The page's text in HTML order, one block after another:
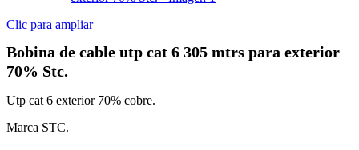
Clic para ampliar
Bobina de cable utp cat 6 305 mtrs para exterior
70% Stc.
Utp cat 6 exterior 70% cobre.
Marca STC.